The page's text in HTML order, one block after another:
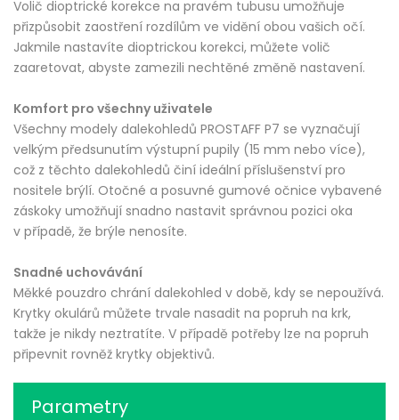
Volič dioptrické korekce na pravém tubusu umožňuje
přizpůsobit zaostření rozdílům ve vidění obou vašich očí.
Jakmile nastavíte dioptrickou korekci, můžete volič
zaaretovat, abyste zamezili nechtěné změně nastavení.
Komfort pro všechny uživatele
Všechny modely dalekohledů PROSTAFF P7 se vyznačují
velkým předsunutím výstupní pupily (15 mm nebo více),
což z těchto dalekohledů činí ideální příslušenství pro
nositele brýlí. Otočné a posuvné gumové očnice vybavené
záskoky umožňují snadno nastavit správnou pozici oka
v případě, že brýle nenosíte.
Snadné uchovávání
Měkké pouzdro chrání dalekohled v době, kdy se nepoužívá.
Krytky okulárů můžete trvale nasadit na popruh na krk,
takže je nikdy neztratíte. V případě potřeby lze na popruh
připevnit rovněž krytky objektivů.
Parametry